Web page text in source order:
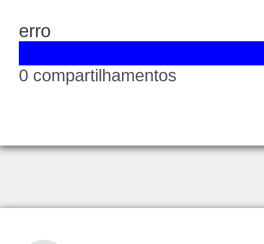
erro
0 compartilhamentos